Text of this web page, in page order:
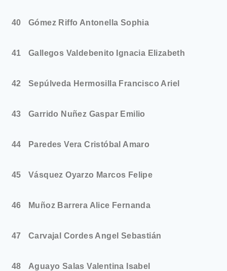
40 Gómez Riffo Antonella Sophia
41 Gallegos Valdebenito Ignacia Elizabeth
42 Sepúlveda Hermosilla Francisco Ariel
43 Garrido Nuñez Gaspar Emilio
44 Paredes Vera Cristóbal Amaro
45 Vásquez Oyarzo Marcos Felipe
46 Muñoz Barrera Alice Fernanda
47 Carvajal Cordes Angel Sebastián
48 Aguayo Salas Valentina Isabel